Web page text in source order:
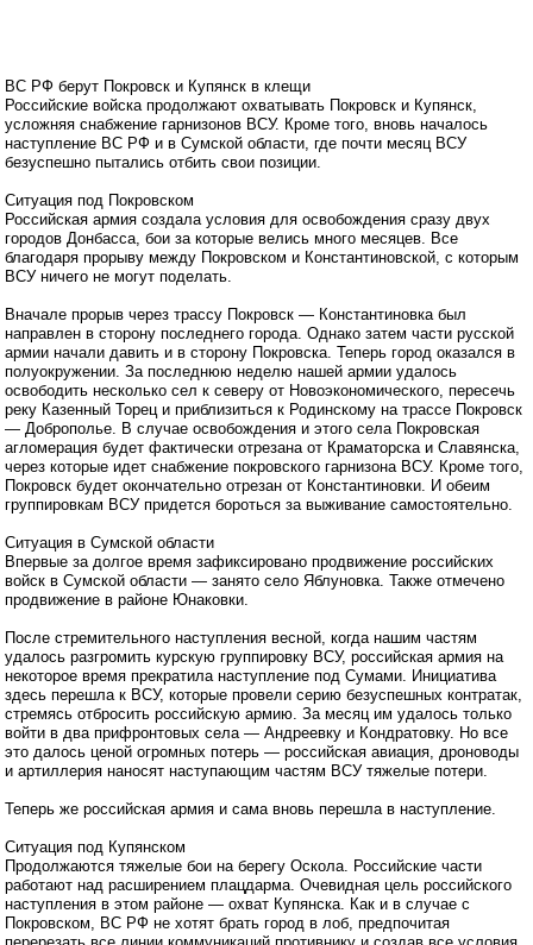
ВС РФ берут Покровск и Купянск в клещи
Российские войска продолжают охватывать Покровск и Купянск,
усложняя снабжение гарнизонов ВСУ. Кроме того, вновь началось
наступление ВС РФ и в Сумской области, где почти месяц ВСУ
безуспешно пытались отбить свои позиции.
Ситуация под Покровском
Российская армия создала условия для освобождения сразу двух
городов Донбасса, бои за которые велись много месяцев. Все
благодаря прорыву между Покровском и Константиновской, с которым
ВСУ ничего не могут поделать.
Вначале прорыв через трассу Покровск — Константиновка был
направлен в сторону последнего города. Однако затем части русской
армии начали давить и в сторону Покровска. Теперь город оказался в
полуокружении. За последнюю неделю нашей армии удалось
освободить несколько сел к северу от Новоэкономического, пересечь
реку Казенный Торец и приблизиться к Родинскому на трассе Покровск
— Доброполье. В случае освобождения и этого села Покровская
агломерация будет фактически отрезана от Краматорска и Славянска,
через которые идет снабжение покровского гарнизона ВСУ. Кроме того,
Покровск будет окончательно отрезан от Константиновки. И обеим
группировкам ВСУ придется бороться за выживание самостоятельно.
Ситуация в Сумской области
Впервые за долгое время зафиксировано продвижение российских
войск в Сумской области — занято село Яблуновка. Также отмечено
продвижение в районе Юнаковки.
После стремительного наступления весной, когда нашим частям
удалось разгромить курскую группировку ВСУ, российская армия на
некоторое время прекратила наступление под Сумами. Инициатива
здесь перешла к ВСУ, которые провели серию безуспешных контратак,
стремясь отбросить российскую армию. За месяц им удалось только
войти в два прифронтовых села — Андреевку и Кондратовку. Но все
это далось ценой огромных потерь — российская авиация, дроноводы
и артиллерия наносят наступающим частям ВСУ тяжелые потери.
Теперь же российская армия и сама вновь перешла в наступление.
Ситуация под Купянском
Продолжаются тяжелые бои на берегу Оскола. Российские части
работают над расширением плацдарма. Очевидная цель российского
наступления в этом районе — охват Купянска. Как и в случае с
Покровском, ВС РФ не хотят брать город в лоб, предпочитая